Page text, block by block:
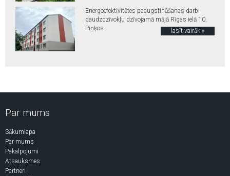
Energoefektivitātes paaugstināšanas darbi
daudzdzīvokļu dzīvojamā mājā Rīgas ielā 10,
Piņķos
lasīt vairāk »
Par mums
Sākumlapa
Par mums
Pakalpojumi
Atsauksmes
Partneri